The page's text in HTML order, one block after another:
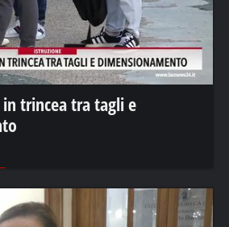
in trincea tra tagli e